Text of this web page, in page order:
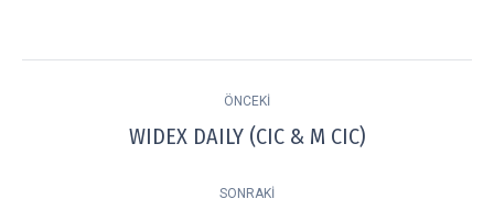
navigation
ÖNCEKI
Previous
WIDEX DAILY (CIC & M CIC)
SONRAKI